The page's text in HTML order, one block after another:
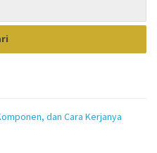
dan Cara Kerjanya